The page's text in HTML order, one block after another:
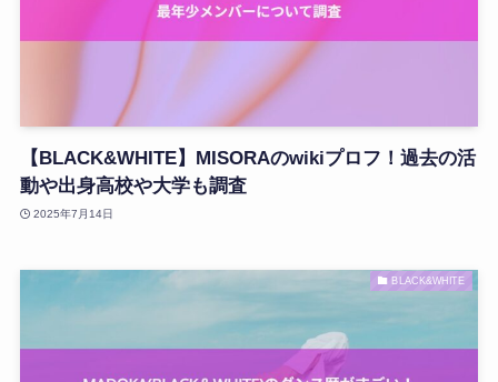
【BLACK&WHITE】MISORAのwikiプロフ！過去の活
動や出身高校や大学も調査
2025年7月14日
BLACK&WHITE